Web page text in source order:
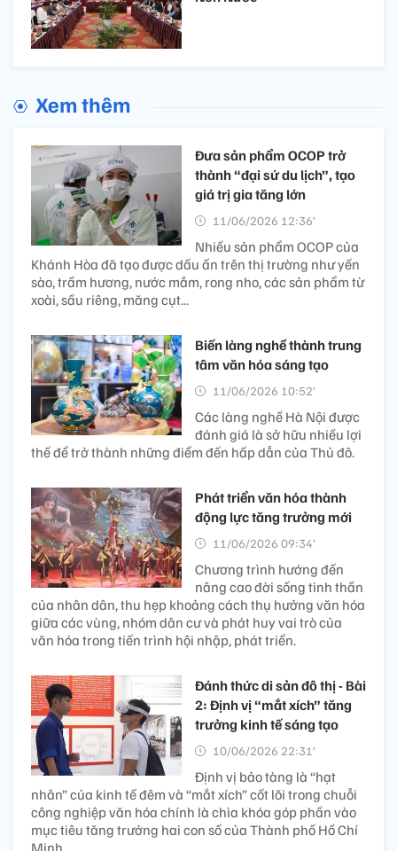
Xem thêm
Đưa sản phẩm OCOP trở
thành “đại sứ du lịch”, tạo
giá trị gia tăng lớn
11/06/2026 12:36’
Nhiều sản phẩm OCOP của
Khánh Hòa đã tạo được dấu ấn trên thị trường như yến
sào, trầm hương, nước mắm, rong nho, các sản phẩm từ
xoài, sầu riêng, măng cụt...
Biến làng nghề thành trung
tâm văn hóa sáng tạo
11/06/2026 10:52’
Các làng nghề Hà Nội được
đánh giá là sở hữu nhiều lợi
thế để trở thành những điểm đến hấp dẫn của Thủ đô.
Phát triển văn hóa thành
động lực tăng trưởng mới
11/06/2026 09:34’
Chương trình hướng đến
nâng cao đời sống tinh thần
của nhân dân, thu hẹp khoảng cách thụ hưởng văn hóa
giữa các vùng, nhóm dân cư và phát huy vai trò của
văn hóa trong tiến trình hội nhập, phát triển.
Đánh thức di sản đô thị - Bài
2: Định vị “mắt xích” tăng
trưởng kinh tế sáng tạo
10/06/2026 22:31’
Định vị bảo tàng là “hạt
nhân” của kinh tế đêm và “mắt xích” cốt lõi trong chuỗi
công nghiệp văn hóa chính là chìa khóa góp phần vào
mục tiêu tăng trưởng hai con số của Thành phố Hồ Chí
Minh.